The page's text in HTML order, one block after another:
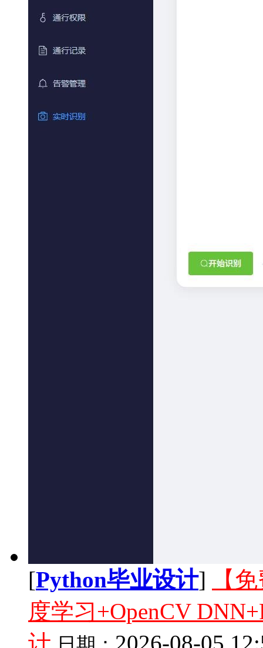
[Python毕业设计]
【
度学习+OpenCV
计
2026-08-05